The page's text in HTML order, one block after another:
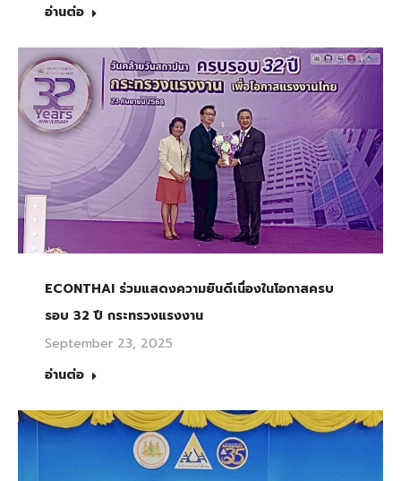
อ่านต่อ
ECONTHAI ร่วมแสดงความยินดีเนื่องในโอกาสครบ
รอบ 32 ปี กระทรวงแรงงาน
September 23, 2025
อ่านต่อ